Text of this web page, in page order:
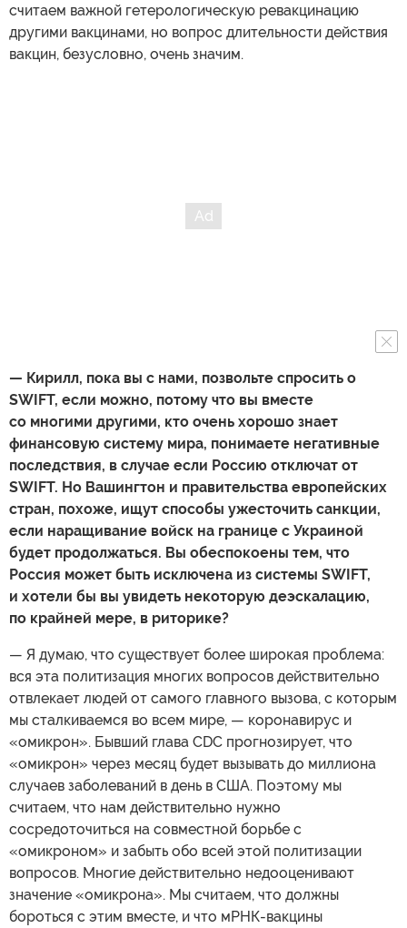
считаем важной гетерологическую ревакцинацию
другими вакцинами, но вопрос длительности действия
вакцин, безусловно, очень значим.
— Кирилл, пока вы с нами, позвольте спросить о
SWIFT, если можно, потому что вы вместе
со многими другими, кто очень хорошо знает
финансовую систему мира, понимаете негативные
последствия, в случае если Россию отключат от
SWIFT. Но Вашингтон и правительства европейских
стран, похоже, ищут способы ужесточить санкции,
если наращивание войск на границе с Украиной
будет продолжаться. Вы обеспокоены тем, что
Россия может быть исключена из системы SWIFT,
и хотели бы вы увидеть некоторую деэскалацию,
по крайней мере, в риторике?
— Я думаю, что существует более широкая проблема:
вся эта политизация многих вопросов действительно
отвлекает людей от самого главного вызова, с которым
мы сталкиваемся во всем мире, — коронавирус и
«омикрон». Бывший глава CDC прогнозирует, что
«омикрон» через месяц будет вызывать до миллиона
случаев заболеваний в день в США. Поэтому мы
считаем, что нам действительно нужно
сосредоточиться на совместной борьбе с
«омикроном» и забыть обо всей этой политизации
вопросов. Многие действительно недооценивают
значение «омикрона». Мы считаем, что должны
бороться с этим вместе, и что мРНК-вакцины